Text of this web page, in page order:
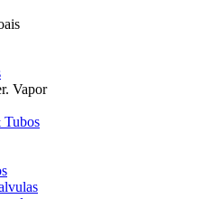
Vapor
Tubos